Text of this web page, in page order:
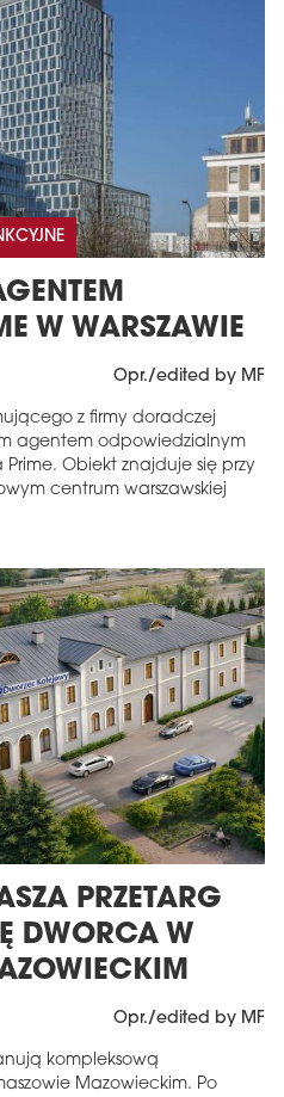
W WARSZAWIE
Opr./edited by MF
z firmy doradczej
agentem odpowiedzialnym
Obiekt znajduje się przy
centrum warszawskiej
PRZETARG
DWORCA W
Opr./edited by MF
kompleksową
Mazowieckim. Po